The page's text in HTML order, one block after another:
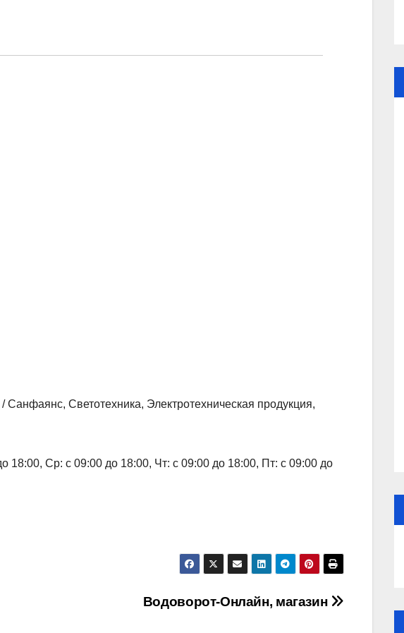
Санфаянс, Светотехника, Электротехническая продукция,
18:00, Ср: с 09:00 до 18:00, Чт: с 09:00 до 18:00, Пт: с 09:00 до
Водоворот-Онлайн, магазин